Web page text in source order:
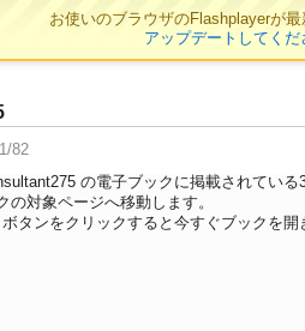
82
の電子ブックに掲載されている
の対象ページへ移動します。
ボタンをクリックすると今すぐブックを開
お使いのブラウザのFlashplayerが
アップデートしてくだ